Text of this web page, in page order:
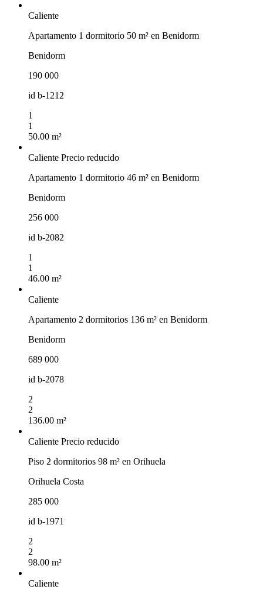
Caliente
Apartamento 1 dormitorio 50 m² en Benidorm
Benidorm
190 000
id b-1212
1
1
50.00 m²
Caliente Precio reducido
Apartamento 1 dormitorio 46 m² en Benidorm
Benidorm
256 000
id b-2082
1
1
46.00 m²
Caliente
Apartamento 2 dormitorios 136 m² en Benidorm
Benidorm
689 000
id b-2078
2
2
136.00 m²
Caliente Precio reducido
Piso 2 dormitorios 98 m² en Orihuela
Orihuela Costa
285 000
id b-1971
2
2
98.00 m²
Caliente